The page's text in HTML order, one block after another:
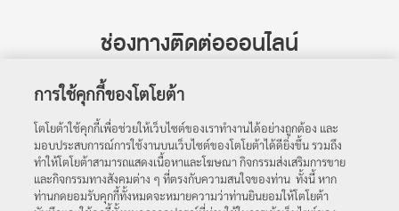
ตารางราคา
ค้นหาผู้แทนจำหน่าย
ช่องทางติดต่อออนไลน์
การใช้คุกกี้ของโตโยต้า
โตโยต้าใช้คุกกี้เพื่อช่วยให้เว็บไซต์ของเราทำงานได้อย่างถูกต้อง และ
มอบประสบการณ์การใช้งานบนเว็บไซต์ของโตโยต้าได้ดียิ่งขึ้น รวมถึง
ทำให้โตโยต้าสามารถแสดงเนื้อหาและโฆษณา กิจกรรมส่งเสริมการขาย
และกิจกรรมทางสังคมต่าง ๆ ที่ตรงกับความสนใจของท่าน ทั้งนี้ หาก
ท่านกดยอมรับคุกกี้ทั้งหมดจะหมายความว่าท่านยินยอมให้โตโยต้า